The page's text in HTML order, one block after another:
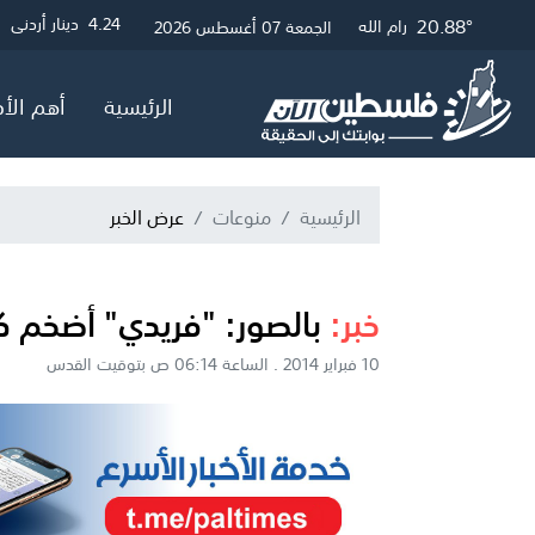
26.04° غزة 21.12° القدس 20.88° رام الله 19.97° الخليل الجمعة 07 أغسطس 2026 3.01 دولار أمريكي 4.05 جنيه إسترليني 4.24 دينار أردني 0.06 جنيه مصري
الرئيسية أهم
الرئيسية منوعات عرض الخبر
خبر:بالصور: "فريدي" أضخم
10 فبراير 2014 . الساعة 06:14 ص بتوقيت القدس